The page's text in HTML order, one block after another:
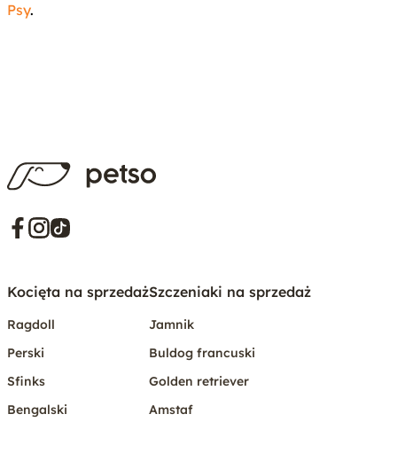
Psy.
Kocięta na sprzedaż
Ragdoll
Perski
Sfinks
Bengalski
Szczeniaki na sprzedaż
Jamnik
Buldog francuski
Golden retriever
Amstaf